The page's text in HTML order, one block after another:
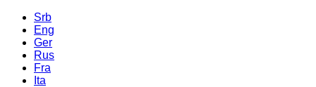
Srb
Eng
Ger
Rus
Fra
Ita